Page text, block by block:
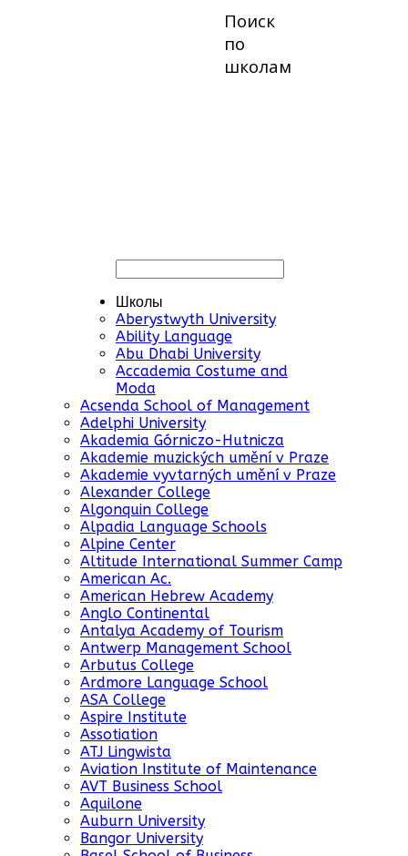
Поиск
по
школам
Школы
Aberystwyth University
Ability Language
Abu Dhabi University
Accademia Costume and
Moda
Acsenda School of Management
Adelphi University
Akademia Górniczo-Hutnicza
Akademie muzických umění v Praze
Akademie vyvtarných umění v Praze
Alexander College
Algonquin College
Alpadia Language Schools
Alpine Center
Altitude International Summer Camp
American Ac.
American Hebrew Academy
Anglo Continental
Antalya Academy of Tourism
Antwerp Management School
Arbutus College
Ardmore Language School
ASA College
Aspire Institute
Assotiation
ATJ Lingwista
Aviation Institute of Maintenance
AVT Business School
Aquilone
Auburn University
Bangor University